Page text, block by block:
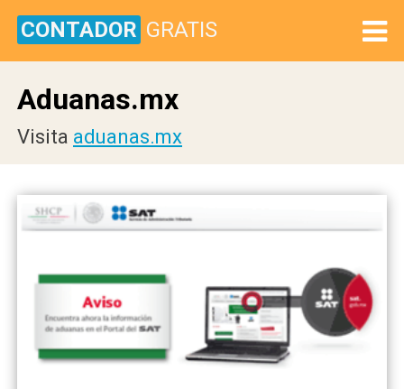
CONTADOR GRATIS
Aduanas.mx
Visita aduanas.mx